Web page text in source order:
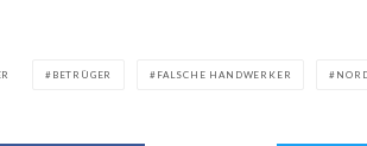
BETRÜGER FALSCHE HANDWERKER